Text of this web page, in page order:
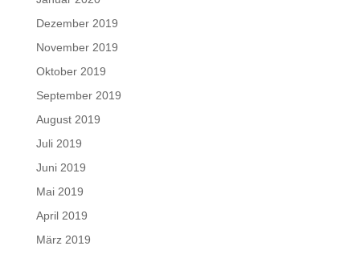
Dezember 2019
November 2019
Oktober 2019
September 2019
August 2019
Juli 2019
Juni 2019
Mai 2019
April 2019
März 2019